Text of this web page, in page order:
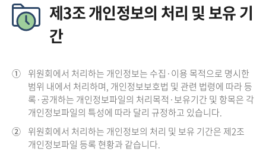
제3조 개인정보의 처리 및 보유 기
간
① 위원회에서 처리하는 개인정보는 수집·이용 목적으로 명시한
범위 내에서 처리하며, 개인정보보호법 및 관련 법령에 따라 등
록·공개하는 개인정보파일의 처리목적·보유기간 및 항목은 각
개인정보파일의 특성에 따라 달리 규정하고 있습니다.
② 위원회에서 처리하는 개인정보의 처리 및 보유 기간은 제2조
개인정보파일 등록 현황과 같습니다.